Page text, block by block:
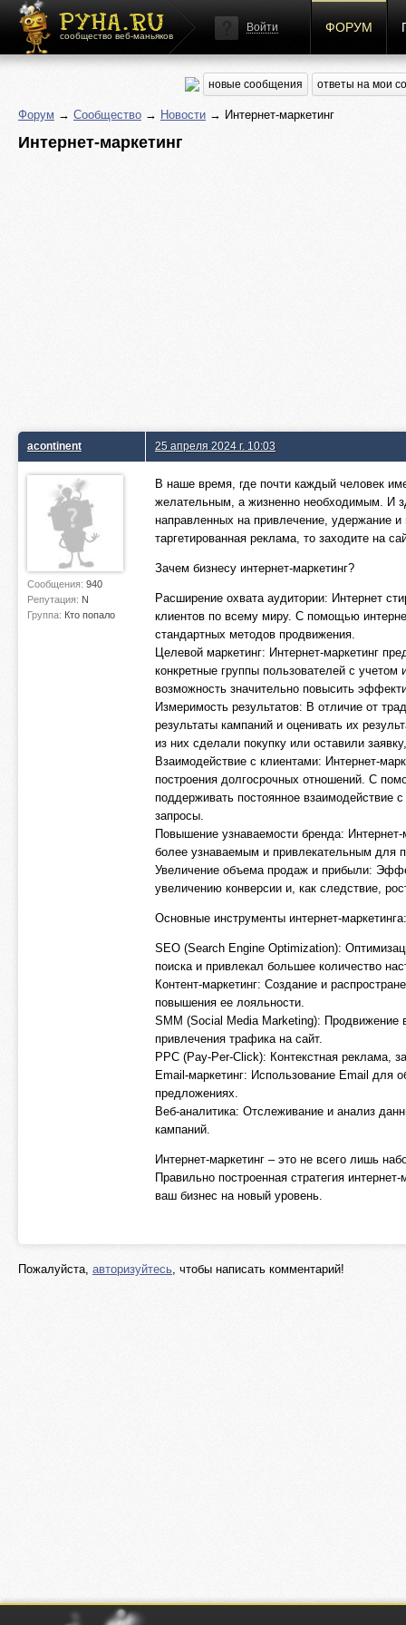
сообщество веб-маньяков
Войти ФОРУМ
новые сообщения ответы на мои
Форум → Сообщество → Новости → Интернет-маркетинг
Интернет-маркетинг
acontinent
Сообщения: 940
Репутация: N
Группа: Кто попало
25 апреля 2024 г. 10:03
В наше время, где почти каждый человек
желательным, а жизненно необходимым. И
направленных на привлечение, удержание
таргетированная реклама, то заходите на
Зачем бизнесу интернет-маркетинг?
Расширение охвата аудитории: Интернет
клиентов по всему миру. С помощью
стандартных методов продвижения.
Целевой маркетинг: Интернет-маркетинг
конкретные группы пользователей с
возможность значительно повысить
Измеримость результатов: В отличие от
результаты кампаний и оценивать их
из них сделали покупку или оставили
Взаимодействие с клиентами: Интернет-
построения долгосрочных отношений. С
поддерживать постоянное взаимодействие
запросы.
Повышение узнаваемости бренда:
более узнаваемым и привлекательным для
Увеличение объема продаж и прибыли:
увеличению конверсии и, как следствие,
Основные инструменты интернет-маркетинга:
SEO (Search Engine Optimization):
поиска и привлекал большее количество
Контент-маркетинг: Создание и
повышения ее лояльности.
SMM (Social Media Marketing): Продвижение
привлечения трафика на сайт.
PPC (Pay-Per-Click): Контекстная реклама,
Email-маркетинг: Использование Email для
предложениях.
Веб-аналитика: Отслеживание и анализ
кампаний.
Интернет-маркетинг – это не всего лишь
Правильно построенная стратегия
ваш бизнес на новый уровень.
Пожалуйста, авторизуйтесь, чтобы написать комментарий!